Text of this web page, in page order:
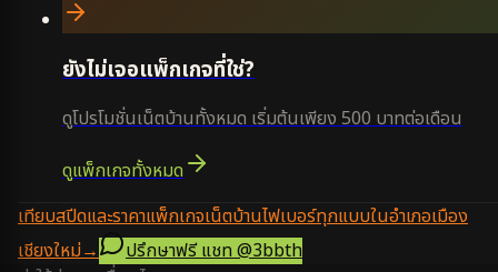
ยังไม่เจอแพ็กเกจที่ใช่?
ดูโปรโมชั่นเน็ตบ้านทั้งหมด เริ่มต้นเพียง 500 บาทต่อเดือน
ดูแพ็กเกจทั้งหมด
เทียบสปีดและราคาแพ็กเกจเน็ตบ้านไฟเบอร์ทุกแบบในอำเภอเมือง
เชียงใหม่→ ปรึกษาฟรี แชท@3bbth